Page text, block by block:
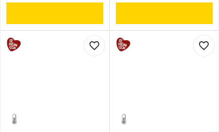
favorite_border favorite_border